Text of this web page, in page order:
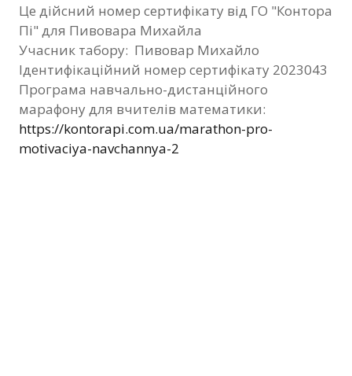
Фотозвіт
Видані сертифікати
Контакти
Це дійсний номер сертифікату від ГО "Контора
Пі" для Пивовара Михайла
Учасник табору: Пивовар Михайло
Ідентифікаційний номер сертифікату 2023043
Програма навчально-дистанційного
марафону для вчителів математики:
https://kontorapi.com.ua/marathon-pro-
motivaciya-navchannya-2